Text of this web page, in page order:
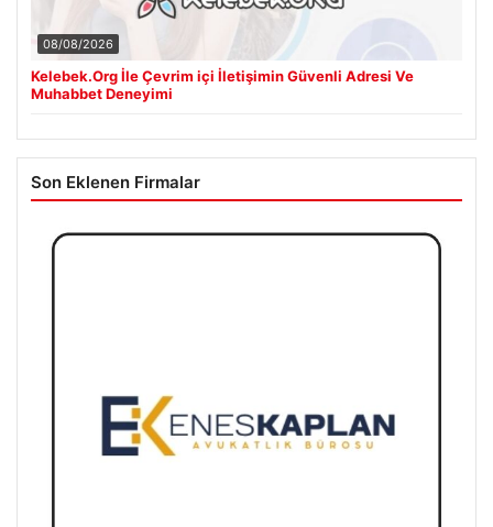
08/08/2026
Kelebek.Org İle Çevrim içi İletişimin Güvenli Adresi Ve
Muhabbet Deneyimi
Son Eklenen Firmalar